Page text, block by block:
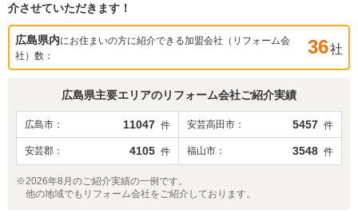
介させていただきます！
広島県内にお住まいの方に紹介できる加盟会社（リフォーム会
社）数：
36社
広島県主要エリアのリフォーム会社ご紹介実績
広島市 11047 件 安芸高田市 5457 件
安芸郡 4105 件 福山市 3548 件
※2026年8月のご紹介実績の一例です。
他の地域でもリフォーム会社をご紹介しております。